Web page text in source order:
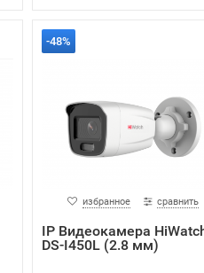
-48%
избранное сравнить
IP Видеокамера
DS-I450L (2.8 мм)